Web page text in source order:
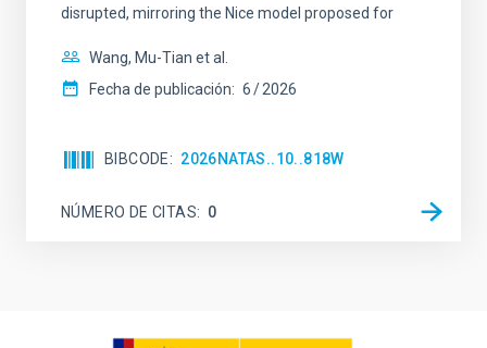
disrupted, mirroring the Nice model proposed for
Wang, Mu-Tian et al.
Fecha de publicación: 6 2026
BIBCODE 2026NATAS..10..818W
NÚMERO DE CITAS 0